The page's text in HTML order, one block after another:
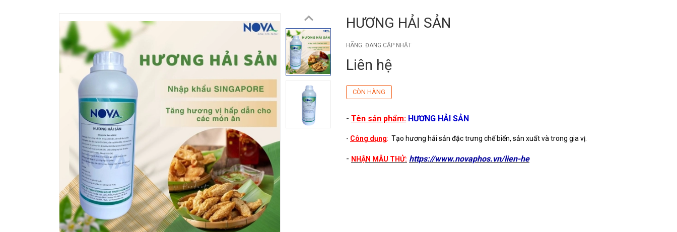
HƯƠNG HẢI SẢN
HÃNG: ĐANG CẬP NHẬT
Liên hệ
CÒN HÀNG
- Tên sản phẩm: HƯƠNG HẢI SẢN
- Công dụng: Tạo hương hải sản đặc trưng chế biến, sản xuất và trong gia vị.
- NHẬN MẪU THỬ: https://www.novaphos.vn/lien-he